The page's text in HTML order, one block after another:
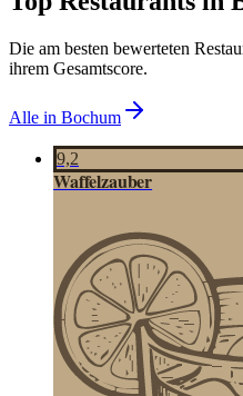
Die am besten bewerteten
ihrem Gesamtscore.
Alle in Bochum
9,2
Waffelzauber